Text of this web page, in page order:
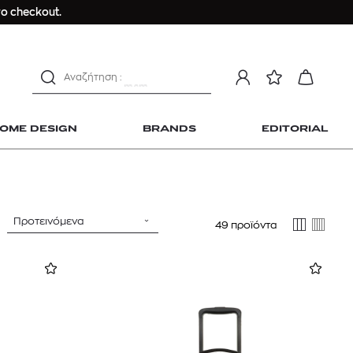
checkout.
DESIGN BRANDS EDITORIAL
Longchamp Le Pliage
Προτεινόμενα 49 προϊόντα